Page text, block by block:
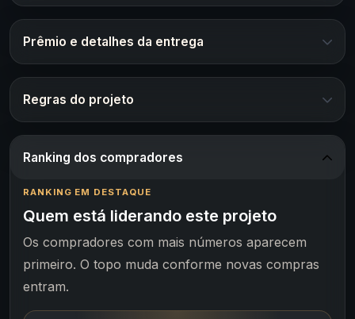
Prêmio e detalhes da entrega
Regras do projeto
Ranking dos compradores
RANKING EM DESTAQUE
Quem está liderando este projeto
Os compradores com mais números aparecem
primeiro. O topo muda conforme novas compras
entram.